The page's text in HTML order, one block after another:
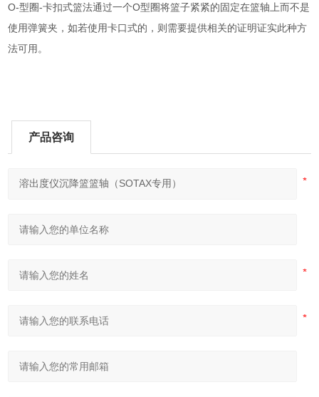
O-型圈-卡扣式篮法通过一个O型圈将篮子紧紧的固定在篮轴上而不是
使用弹簧夹，如若使用卡口式的，则需要提供相关的证明证实此种方
法可用。
产品咨询